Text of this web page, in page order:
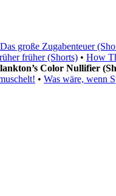
Das große Zugabenteuer
früher (Shorts) • How
Color Nullifier
• Was wäre, wenn